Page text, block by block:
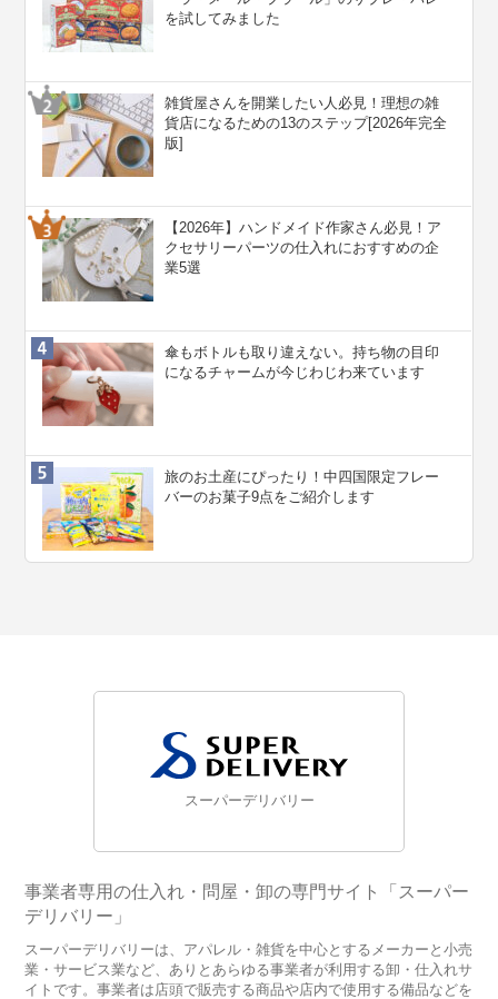
を試してみました
雑貨屋さんを開業したい人必見！理想の雑
貨店になるための13のステップ[2026年完全
版]
【2026年】ハンドメイド作家さん必見！ア
クセサリーパーツの仕入れにおすすめの企
業5選
傘もボトルも取り違えない。持ち物の目印
になるチャームが今じわじわ来ています
旅のお土産にぴったり！中四国限定フレー
バーのお菓子9点をご紹介します
スーパーデリバリー
事業者専用の仕入れ・問屋・卸の専門サイト「スーパー
デリバリー」
スーパーデリバリーは、アパレル・雑貨を中心とするメーカーと小売
業・サービス業など、ありとあらゆる事業者が利用する卸・仕入れサ
イトです。事業者は店頭で販売する商品や店内で使用する備品などを